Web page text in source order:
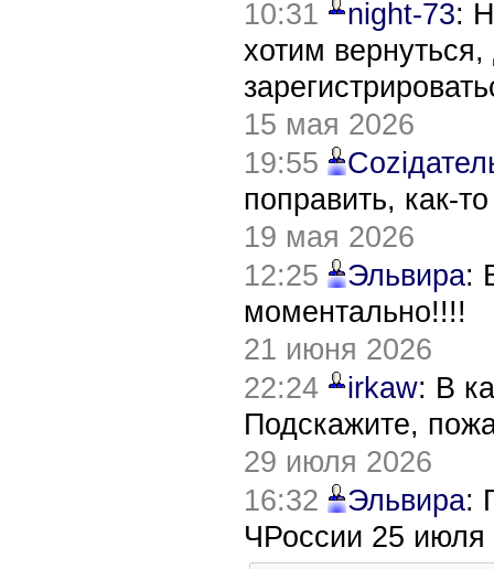
10:31
night-73:
хотим
15 мая 2026
19:55
поправить, как-
19 мая 2026
12:25
Эльвира:
моментально!!!!
21 июня 2026
22:24
irkaw: В
Подскажите,
29 июля 2026
16:32
Эльвира:
ЧРоссии 25 июля